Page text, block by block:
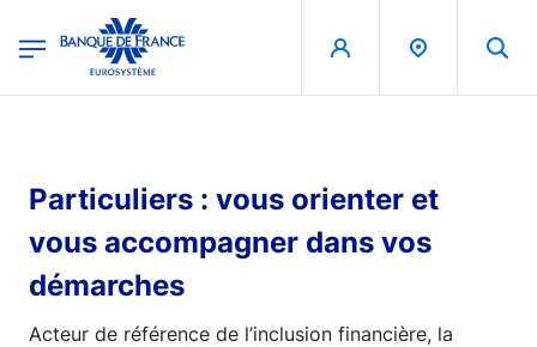
Banque de France - Menu Principal
Particuliers : vous orienter et
vous accompagner dans vos
démarches
Acteur de référence de l’inclusion financière, la